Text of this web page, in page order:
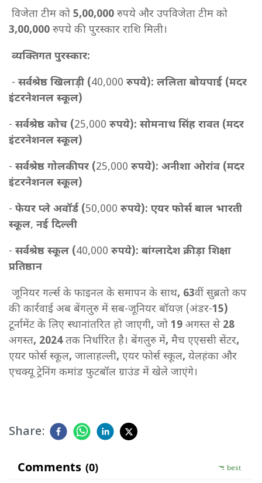
विजेता टीम को 5,00,000 रुपये और उपविजेता टीम को
3,00,000 रुपये की पुरस्कार राशि मिली।
व्यक्तिगत पुरस्कार:
- सर्वश्रेष्ठ खिलाड़ी (40,000 रुपये): ललिता बोयपाई (मदर
इंटरनेशनल स्कूल)
- सर्वश्रेष्ठ कोच (25,000 रुपये): सोमनाथ सिंह रावत (मदर
इंटरनेशनल स्कूल)
- सर्वश्रेष्ठ गोलकीपर (25,000 रुपये): अनीशा ओरांव (मदर
इंटरनेशनल स्कूल)
- फेयर प्ले अवॉर्ड (50,000 रुपये): एयर फोर्स बाल भारती
स्कूल, नई दिल्ली
- सर्वश्रेष्ठ स्कूल (40,000 रुपये): बांग्लादेश क्रीड़ा शिक्षा
प्रतिष्ठान
जूनियर गर्ल्स के फाइनल के समापन के साथ, 63वीं सुब्रतो कप
की कार्रवाई अब बेंगलुरु में सब-जूनियर बॉयज़ (अंडर-15)
टूर्नामेंट के लिए स्थानांतरित हो जाएगी, जो 19 अगस्त से 28
अगस्त, 2024तक निर्धारित है। बेंगलुरु में, मैच एएससी सेंटर,
एयर फोर्स स्कूल, जालाहल्ली, एयर फोर्स स्कूल, येलहंका और
एचक्यू ट्रेनिंग कमांड फुटबॉल ग्राउंड में खेले जाएंगे।
Share: